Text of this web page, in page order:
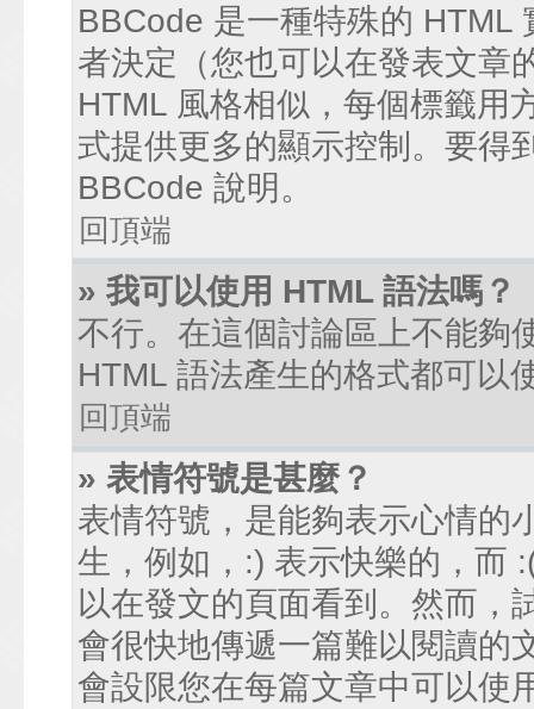
BBCode 是一種特殊的 HTML
者決定（您也可以在發表文章
HTML 風格相似，每個標籤用
式提供更多的顯示控制。要得
BBCode 說明。
回頂端
» 我可以使用 HTML 語法嗎？
不行。在這個討論區上不能夠
HTML 語法產生的格式都可以
回頂端
» 表情符號是甚麼？
表情符號，是能夠表示心情的
生，例如，:) 表示快樂的，而
以在發文的頁面看到。然而，
會很快地傳遞一篇難以閱讀的
會設限您在每篇文章中可以使